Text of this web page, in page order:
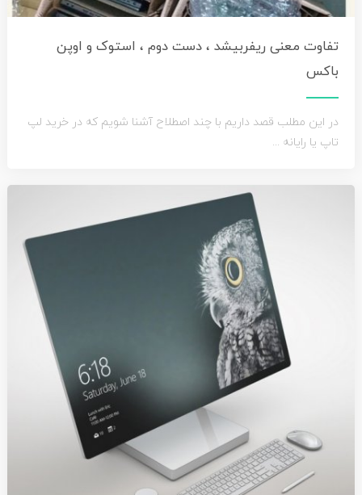
تفاوت معنی ریفربیشد ، دست دوم ، استوک و اوپن
باکس
در این مطلب قصد داریم با چند اصطلاح آشنا شویم که در خرید لپ
تاپ یا رایانه ...